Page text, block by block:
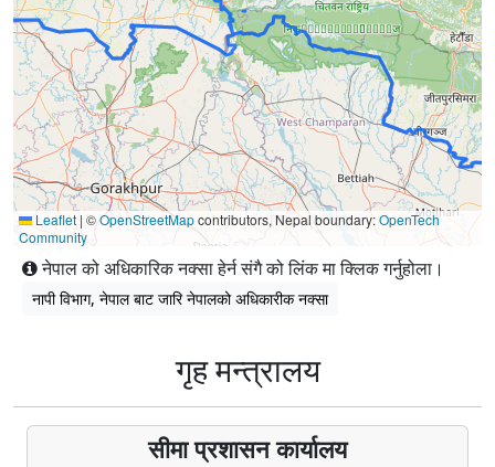
Leaflet | ©OpenStreetMapcontributors, Nepal boundary:OpenTech
Community
नेपाल को अधिकारिक नक्सा हेर्न संगै को लिंक मा क्लिक गर्नुहोला।
नापी विभाग, नेपाल बाट जारि नेपालको अधिकारीक नक्सा
गृह मन्त्रालय
सीमा प्रशासन कार्यालय